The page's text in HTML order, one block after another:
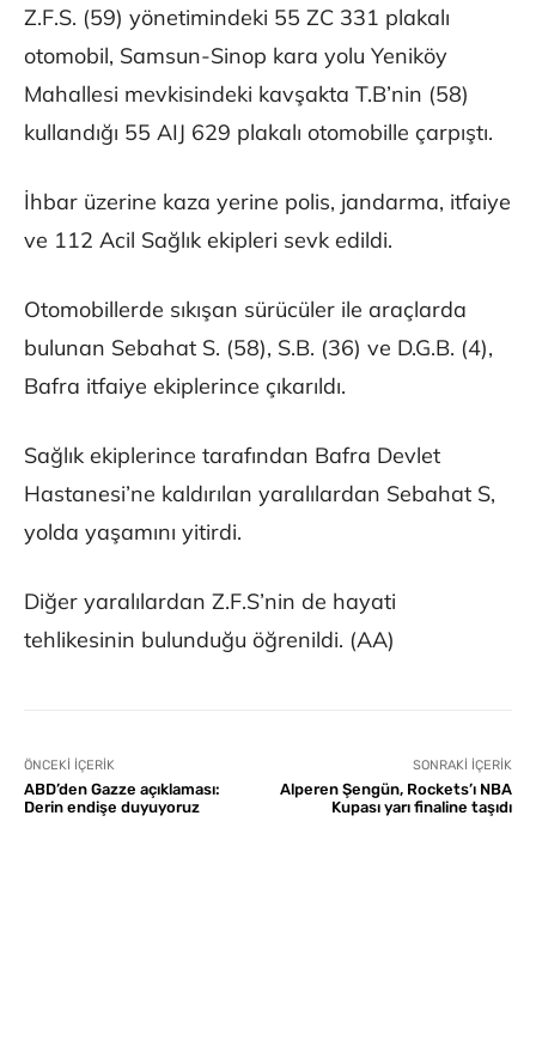
Z.F.S. (59) yönetimindeki 55 ZC 331 plakalı
otomobil, Samsun-Sinop kara yolu Yeniköy
Mahallesi mevkisindeki kavşakta T.B’nin (58)
kullandığı 55 AIJ 629 plakalı otomobille çarpıştı.
İhbar üzerine kaza yerine polis, jandarma, itfaiye
ve 112 Acil Sağlık ekipleri sevk edildi.
Otomobillerde sıkışan sürücüler ile araçlarda
bulunan Sebahat S. (58), S.B. (36) ve D.G.B. (4),
Bafra itfaiye ekiplerince çıkarıldı.
Sağlık ekiplerince tarafından Bafra Devlet
Hastanesi’ne kaldırılan yaralılardan Sebahat S,
yolda yaşamını yitirdi.
Diğer yaralılardan Z.F.S’nin de hayati
tehlikesinin bulunduğu öğrenildi. (AA)
ÖNCEKI İÇERIK
ABD’den Gazze açıklaması:
Derin endişe duyuyoruz
SONRAKI İÇERIK
Alperen Şengün, Rockets’ı NBA
Kupası yarı finaline taşıdı